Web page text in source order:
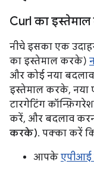
Curl का
नीचे इसका एक
का इस्तेमाल करके)
और कोई नया
इस्तेमाल करके, नया
टारगेटिंग
करें, और बदलाव
करके). पक्का करें
आपके एपीआई